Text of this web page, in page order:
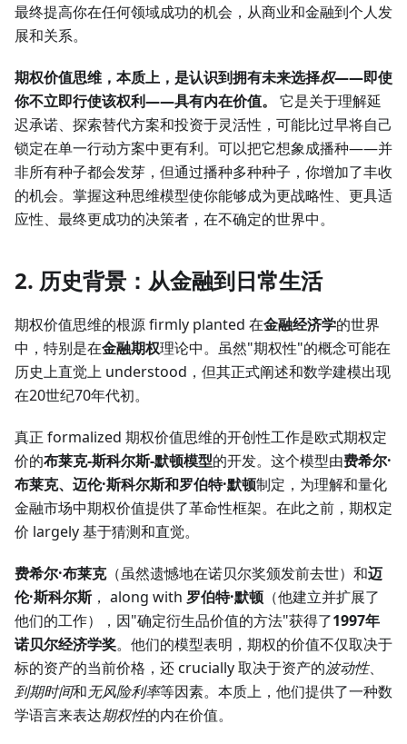
最终提高你在任何领域成功的机会，从商业和金融到个人发
展和关系。
期权价值思维，本质上，是认识到拥有未来选择权——即使
你不立即行使该权利——具有内在价值。
它是关于理解延
迟承诺、探索替代方案和投资于灵活性，可能比过早将自己
锁定在单一行动方案中更有利。可以把它想象成播种——并
非所有种子都会发芽，但通过播种多种种子，你增加了丰收
的机会。掌握这种思维模型使你能够成为更战略性、更具适
应性、最终更成功的决策者，在不确定的世界中。
2. 历史背景：从金融到日常生活
期权价值思维的根源 firmly planted 在金融经济学的世界
中，特别是在金融期权理论中。虽然"期权性"的概念可能在
历史上直觉上 understood，但其正式阐述和数学建模出现
在20世纪70年代初。
真正 formalized 期权价值思维的开创性工作是欧式期权定
价的布莱克-斯科尔斯-默顿模型的开发。这个模型由费希尔·
布莱克、迈伦·斯科尔斯和罗伯特·默顿制定，为理解和量化
金融市场中期权价值提供了革命性框架。在此之前，期权定
价 largely 基于猜测和直觉。
费希尔·布莱克（虽然遗憾地在诺贝尔奖颁发前去世）和迈
伦·斯科尔斯， along with 罗伯特·默顿 （他建立并扩展了
他们的工作），因"确定衍生品价值的方法"获得了1997年
诺贝尔经济学奖。他们的模型表明，期权的价值不仅取决于
标的资产的当前价格，还 crucially 取决于资产的波动性、
到期时间和无风险利率等因素。本质上，他们提供了一种数
学语言来表达期权性的内在价值。